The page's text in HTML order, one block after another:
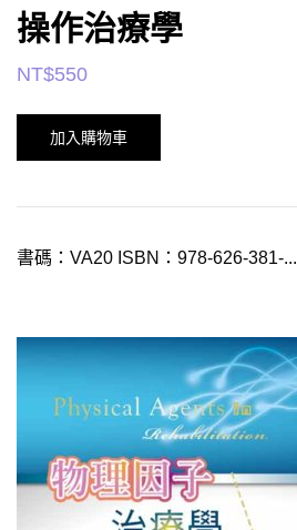
操作治療學
NT$550
加入購物車
書碼：VA20 ISBN：978-626-381-...